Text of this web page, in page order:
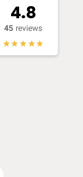
4.8
45 reviews